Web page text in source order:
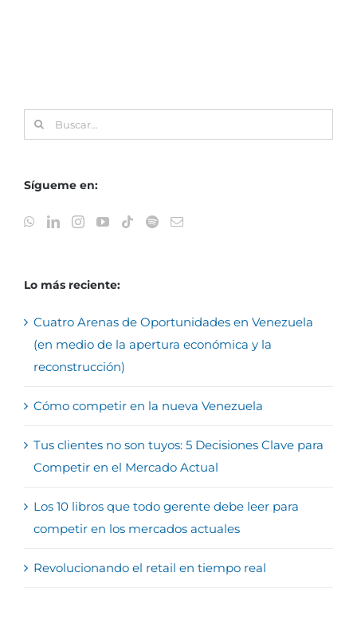
Buscar:
Sígueme en:
Lo más reciente:
Cuatro Arenas de Oportunidades en Venezuela
(en medio de la apertura económica y la
reconstrucción)
Cómo competir en la nueva Venezuela
Tus clientes no son tuyos: 5 Decisiones Clave para
Competir en el Mercado Actual
Los 10 libros que todo gerente debe leer para
competir en los mercados actuales
Revolucionando el retail en tiempo real